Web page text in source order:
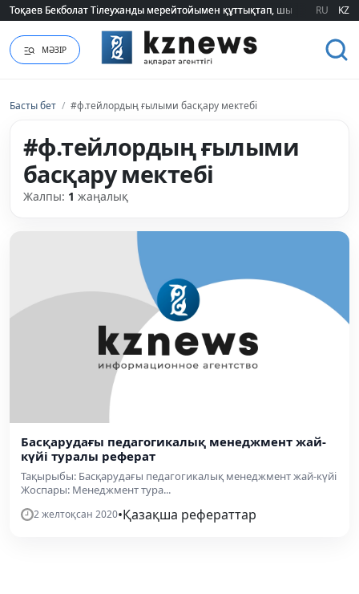
Тоқаев Бекболат Тілеуханды мерейтойымен құттықтап, шығармашылық
Тоқаев Бекболат Тілеуханды мерейтойымен құттықтап, шығармашылық
RU KZ
МӘЗІР
Басты бет / #ф.тейлордың ғылыми басқару мектебі
#ф.тейлордың ғылыми
басқару мектебі
Жалпы: 1 жаңалық
Басқарудағы педагогикалық менеджмент жай-
күйі туралы реферат
Тақырыбы: Басқарудағы педагогикалық менеджмент жай-күйі
Жоспары: Менеджмент тура...
2 желтоқсан 2020•Қазақша рефераттар